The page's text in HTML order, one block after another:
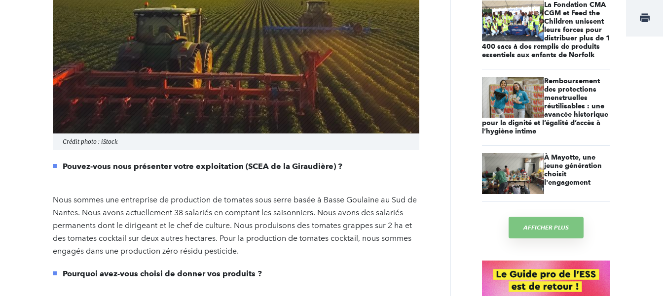
Crédit photo : iStock
Pouvez-vous nous présenter votre exploitation (SCEA de la Giraudière) ?
Nous sommes une entreprise de production de tomates sous serre basée à Basse Goulaine au Sud de
Nantes. Nous avons actuellement 38 salariés en comptant les saisonniers. Nous avons des salariés
permanents dont le dirigeant et le chef de culture. Nous produisons des tomates grappes sur 2 ha et
des tomates cocktail sur deux autres hectares. Pour la production de tomates cocktail, nous sommes
engagés dans une production zéro résidu pesticide.
Pourquoi avez-vous choisi de donner vos produits ?
La Fondation CMA
CGM et Feed the
Children unissent
leurs forces pour
distribuer plus de 1
400 sacs à dos remplis de produits
essentiels aux enfants de Norfolk
Remboursement
des protections
menstruelles
réutilisables : une
avancée historique
pour la dignité et l’égalité d’accès à
l’hygiène intime
À Mayotte, une
jeune génération
choisit
l'engagement
AFFICHER PLUS